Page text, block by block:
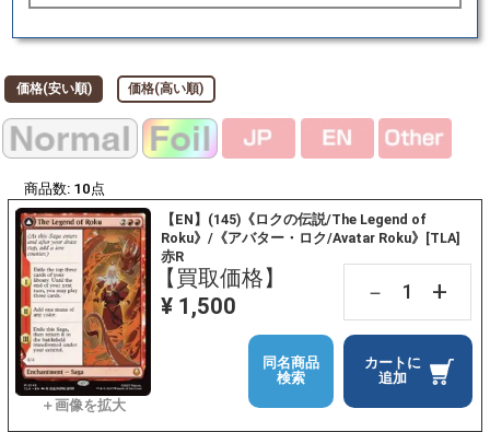
価格(安い順) 価格(高い順)
商品数: 10点
【EN】(145)《ロクの伝説/The Legend of
Roku》/《アバター・ロク/Avatar Roku》[TLA]
赤R
【買取価格】
¥ 1,500
－ +
カートに
追加
同名商品
検索